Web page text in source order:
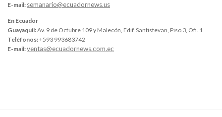
E-mail: semanario@ecuadornews.us
En Ecuador
Guayaquil:Av. 9 de Octubre 109 y Malecón, Edif. Santistevan, Piso 3, Ofi. 1
Teléfonos:+593 993683742
E-mail:ventas@ecuadornews.com.ec